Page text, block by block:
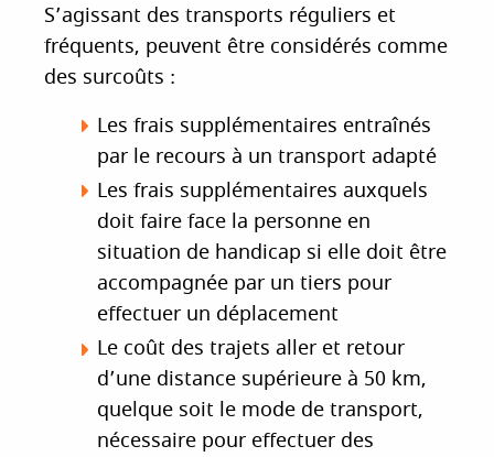
S’agissant des transports réguliers et
fréquents, peuvent être considérés comme
des surcoûts :
Les frais supplémentaires entraînés
par le recours à un transport adapté
Les frais supplémentaires auxquels
doit faire face la personne en
situation de handicap si elle doit être
accompagnée par un tiers pour
effectuer un déplacement
Le coût des trajets aller et retour
d’une distance supérieure à 50 km,
quelque soit le mode de transport,
nécessaire pour effectuer des